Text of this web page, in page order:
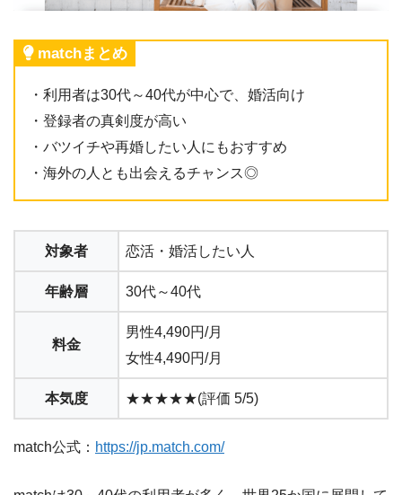
matchまとめ
・利用者は30代～40代が中心で、婚活向け
・登録者の真剣度が高い
・バツイチや再婚したい人にもおすすめ
・海外の人とも出会えるチャンス◎
対象者 恋活・婚活したい人
年齢層 30代～40代
料金
男性4,490円/月
女性4,490円/月
本気度 ★★★★★(評価 5/5)
match公式： https://jp.match.com/